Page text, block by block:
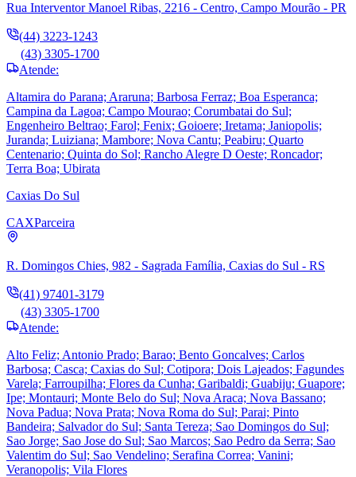
Rua Interventor Manoel Ribas, 2216 - Centro, Campo Mourão - PR
(44) 3223-1243
(43) 3305-1700
Atende:
Altamira do Parana; Araruna; Barbosa Ferraz; Boa Esperanca;
Campina da Lagoa; Campo Mourao; Corumbatai do Sul;
Engenheiro Beltrao; Farol; Fenix; Goioere; Iretama; Janiopolis;
Juranda; Luiziana; Mambore; Nova Cantu; Peabiru; Quarto
Centenario; Quinta do Sol; Rancho Alegre D Oeste; Roncador;
Terra Boa; Ubirata
Caxias Do Sul
CAXParceira
R. Domingos Chies, 982 - Sagrada Família, Caxias do Sul - RS
(41) 97401-3179
(43) 3305-1700
Atende:
Alto Feliz; Antonio Prado; Barao; Bento Goncalves; Carlos
Barbosa; Casca; Caxias do Sul; Cotipora; Dois Lajeados; Fagundes
Varela; Farroupilha; Flores da Cunha; Garibaldi; Guabiju; Guapore;
Ipe; Montauri; Monte Belo do Sul; Nova Araca; Nova Bassano;
Nova Padua; Nova Prata; Nova Roma do Sul; Parai; Pinto
Bandeira; Salvador do Sul; Santa Tereza; Sao Domingos do Sul;
Sao Jorge; Sao Jose do Sul; Sao Marcos; Sao Pedro da Serra; Sao
Valentim do Sul; Sao Vendelino; Serafina Correa; Vanini;
Veranopolis; Vila Flores